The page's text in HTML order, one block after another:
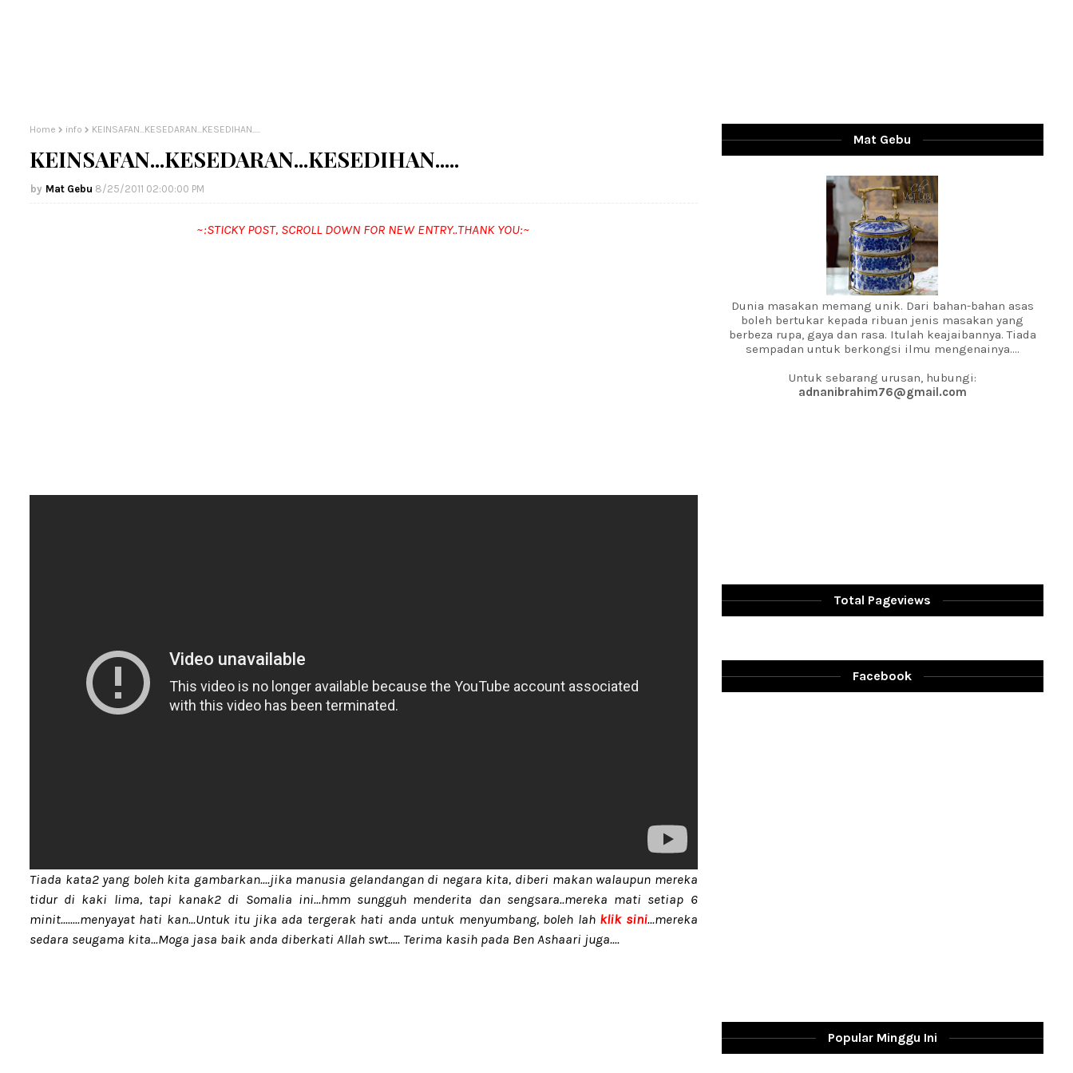
Home info KEINSAFAN...KESEDARAN...KESEDIHAN.....
KEINSAFAN...KESEDARAN...KESEDIHAN.....
Mat Gebu 8/25/2011 02:00:00 PM
~:STICKY POST, SCROLL DOWN FOR NEW ENTRY..THANK YOU:~
Tiada kata2 yang boleh kita gambarkan....jika manusia gelandangan di negara kita, diberi makan walaupun mereka
tidur di kaki lima, tapi kanak2 di Somalia ini...hmm sungguh menderita dan sengsara..mereka mati setiap 6
minit........menyayat hati kan...Untuk itu jika ada tergerak hati anda untuk menyumbang, boleh lahklik sini...mereka
sedara seugama kita...Moga jasa baik anda diberkati Allah swt..... Terima kasih pada Ben Ashaari juga....
Mat Gebu
Dunia masakan memang unik. Dari bahan-bahan asas
boleh bertukar kepada ribuan jenis masakan yang
berbeza rupa, gaya dan rasa. Itulah keajaibannya. Tiada
sempadan untuk berkongsi ilmu mengenainya....
Untuk sebarang urusan, hubungi:
adnanibrahim76@gmail.com
Total Pageviews
Facebook
Popular Minggu Ini